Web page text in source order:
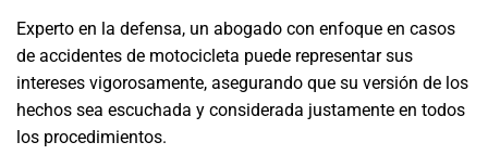
Experto en la defensa, un abogado con enfoque en casos
de accidentes de motocicleta puede representar sus
intereses vigorosamente, asegurando que su versión de los
hechos sea escuchada y considerada justamente en todos
los procedimientos.